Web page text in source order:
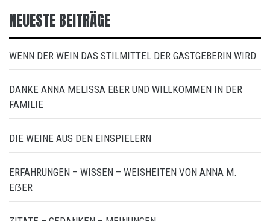
NEUESTE BEITRÄGE
WENN DER WEIN DAS STILMITTEL DER GASTGEBERIN WIRD
DANKE ANNA MELISSA EßER UND WILLKOMMEN IN DER
FAMILIE
DIE WEINE AUS DEN EINSPIELERN
ERFAHRUNGEN – WISSEN – WEISHEITEN VON ANNA M.
EẞER